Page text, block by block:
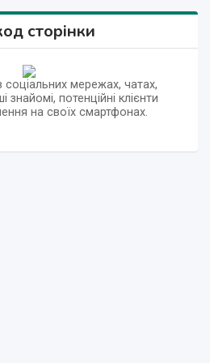
сторінки
соціальних мережах, чатах,
потенційні клієнти
на своїх смартфонах.